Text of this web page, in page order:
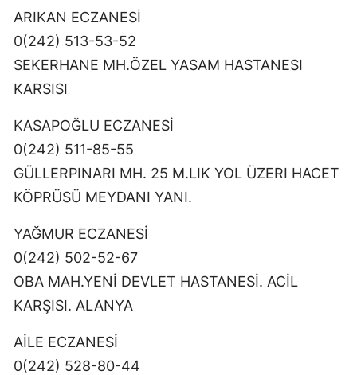
ARIKAN ECZANESİ
0(242) 513-53-52
SEKERHANE MH.ÖZEL YASAM HASTANESI
KARSISI
KASAPOĞLU ECZANESİ
0(242) 511-85-55
GÜLLERPINARI MH. 25 M.LIK YOL ÜZERI HACET
KÖPRÜSÜ MEYDANI YANI.
YAĞMUR ECZANESİ
0(242) 502-52-67
OBA MAH.YENİ DEVLET HASTANESİ. ACİL
KARŞISI. ALANYA
AİLE ECZANESİ
0(242) 528-80-44